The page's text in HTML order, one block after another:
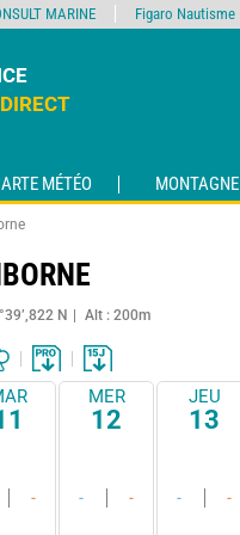
MÉTÉO MONTAGNE
N Alt : 200m
-
MER
12
- -
JEU
13
- -
MARINE Figaro Nautisme